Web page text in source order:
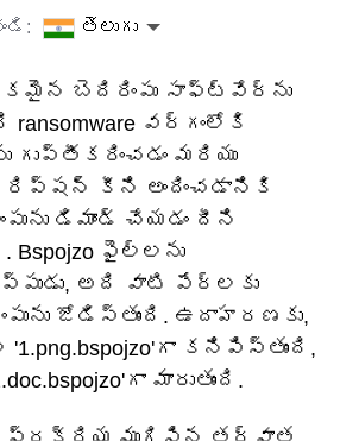
తెలుగు
బెదిరింపు సాఫ్ట్‌వేర్‌ను
ransomware వర్గంలోకి
గుప్తీకరించడం మరియు
కీని అందించడానికి
డిమాండ్ చేయడం దీని
ఫైల్‌లను
అది వాటి పేర్లకు
జోడిస్తుంది. ఉదాహరణకు,
కనిపిస్తుంది,
మారుతుంది.